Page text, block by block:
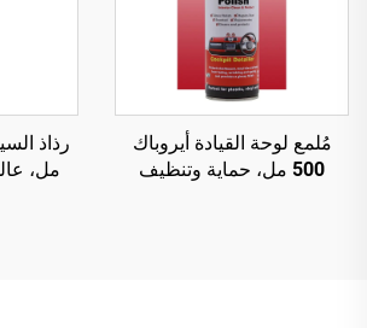
مُلمع لوحة القيادة أيروباك
500 مل، حماية وتنظيف
مل،